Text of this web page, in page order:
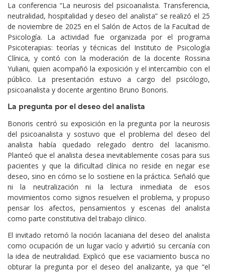
La conferencia “La neurosis del psicoanalista. Transferencia,
neutralidad, hospitalidad y deseo del analista” se realizó el 25
de noviembre de 2025 en el Salón de Actos de la Facultad de
Psicología. La actividad fue organizada por el programa
Psicoterapias: teorías y técnicas del Instituto de Psicología
Clínica, y contó con la moderación de la docente Rossina
Yuliani, quien acompañó la exposición y el intercambio con el
público. La presentación estuvo a cargo del psicólogo,
psicoanalista y docente argentino Bruno Bonoris.
La pregunta por el deseo del analista
Bonoris centró su exposición en la pregunta por la neurosis
del psicoanalista y sostuvo que el problema del deseo del
analista había quedado relegado dentro del lacanismo.
Planteó que el analista desea inevitablemente cosas para sus
pacientes y que la dificultad clínica no reside en negar ese
deseo, sino en cómo se lo sostiene en la práctica. Señaló que
ni la neutralización ni la lectura inmediata de esos
movimientos como signos resuelven el problema, y propuso
pensar los afectos, pensamientos y escenas del analista
como parte constitutiva del trabajo clínico.
El invitado retomó la noción lacaniana del deseo del analista
como ocupación de un lugar vacío y advirtió su cercanía con
la idea de neutralidad. Explicó que ese vaciamiento busca no
obturar la pregunta por el deseo del analizante, ya que “el